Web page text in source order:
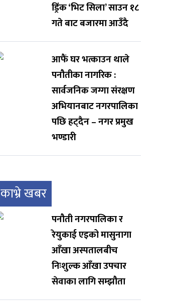
ड्रिंक ‘भिट सिला’ साउन १८
गते बाट बजारमा आउँदै
आफैं घर भत्काउन थाले
पनौतीका नागरिक :
सार्वजनिक जग्गा संरक्षण
अभियानबाट नगरपालिका
पछि हट्दैन – नगर प्रमुख
भण्डारी
काभ्रे खबर
पनौती नगरपालिका र
रेयुकाई एइको मासुनागा
आँखा अस्पतालबीच
निःशुल्क आँखा उपचार
सेवाका लागि सम्झौता